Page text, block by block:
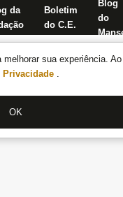
sua experiência.
Privacidade .
OK
da
Boletim
do C.E.
Blog
do